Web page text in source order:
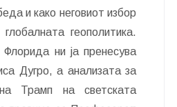
и како неговиот избор
геополитика.
ни ја пренесува
Дугро, а анализата за
Трамп на светската